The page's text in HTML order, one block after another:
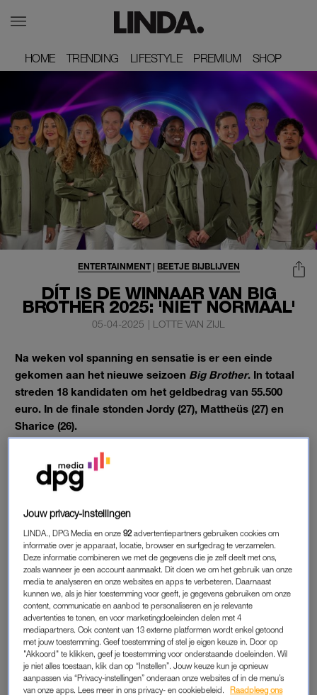
HOME
HOME TRENDING
TRENDING LIFESTYLE
LIFESTYLE PREMIUM
PREMIUM SHOP
SHOP
DÍT IS DE WINNAAR VAN BIG
BROTHER 2025: 'NIET NORMAAL'
ENTERTAINMENT| BEETJE BIJBLIJVEN
05-04-2025 | LOTTE VAN ZIJL
Na weken vol spanning en sensatie is er een einde
gekomen aan het nieuwe seizoen Big Brother. In totaal
streden 18 kandidaten om het geldbedrag van 55.500
euro. In de finale stonden Jordy (27), Mattheüs (27) en
Sharice (26).
Maar er kan er maar één de winnaar zijn.
De laatste momenten in het huis worden gevierd met
champagne. Hierna krijgen de kandidaten eindelijk weer hun
vrienden en familie te zien. Jordy brengt een toost uit: “We
hebben alle obstakels overwonnen. Laten we dankbaar zijn
dat we hier hebben mogen komen.”
De kandidaten blikken met de presentatoren Geraldine
Kemper en Tatyana Beloy terug op de bijzondere tijd. Snel
daarna is het tijd voor de eerste afvaller. Sharice behaalt de
derde plek. Dat betekent dat of Jordy ófMattheüser met de
winst vandoor gaat. Ze wachten in de studio op het
Jouw privacy-instellingen
LINDA., DPG Media en onze92 advertentiepartners gebruiken cookies om
informatie over je apparaat, locatie, browser en surfgedrag te verzamelen.
Deze informatie combineren we met de gegevens die je zelf deelt met ons,
zoals wanneer je een account aanmaakt. Dit doen we om het gebruik van onze
media te analyseren en onze websites en apps te verbeteren. Daarnaast
kunnen we, als je hier toestemming voor geeft, je gegevens gebruiken om onze
content, communicatie en aanbod te personaliseren en je relevante
advertenties te tonen, en voor marketingdoeleinden delen met 4
mediapartners. Ook content van 13 externe platformen wordt enkel getoond
met jouw toestemming. Geef toestemming of stel je eigen keuze in. Door op
"Akkoord" te klikken, geef je toestemming voor onderstaande doeleinden. Wil
je niet alles toestaan, klik dan op “Instellen”. Jouw keuze kun je opnieuw
aanpassen via “Privacy-instellingen” onderaan onze websites of in de menu’s
van onze apps. Lees meer in ons privacy- en cookiebeleid.
Raadpleeg ons